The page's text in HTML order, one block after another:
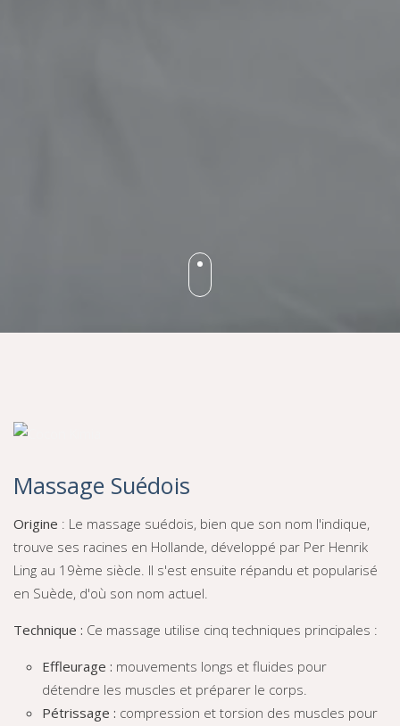
Massage Suédois
Origine : Le massage suédois, bien que son nom l'indique,
trouve ses racines en Hollande, développé par Per Henrik
Ling au 19ème siècle. Il s'est ensuite répandu et popularisé
en Suède, d'où son nom actuel.
Technique : Ce massage utilise cinq techniques principales :
Effleurage : mouvements longs et fluides pour
détendre les muscles et préparer le corps.
Pétrissage : compression et torsion des muscles pour